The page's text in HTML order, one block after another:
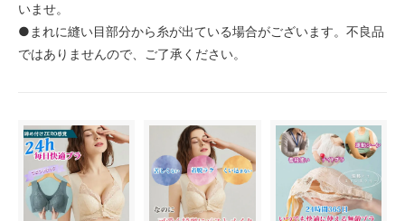
いませ。
●まれに縫い目部分から糸が出ている場合がございます。不良品
ではありませんので、ご了承ください。